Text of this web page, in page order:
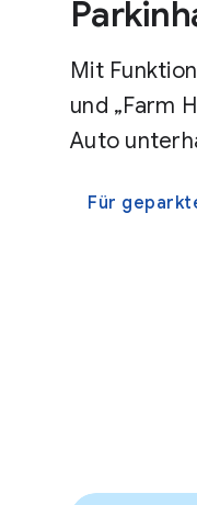
Mit
und „Farm
Auto
Für